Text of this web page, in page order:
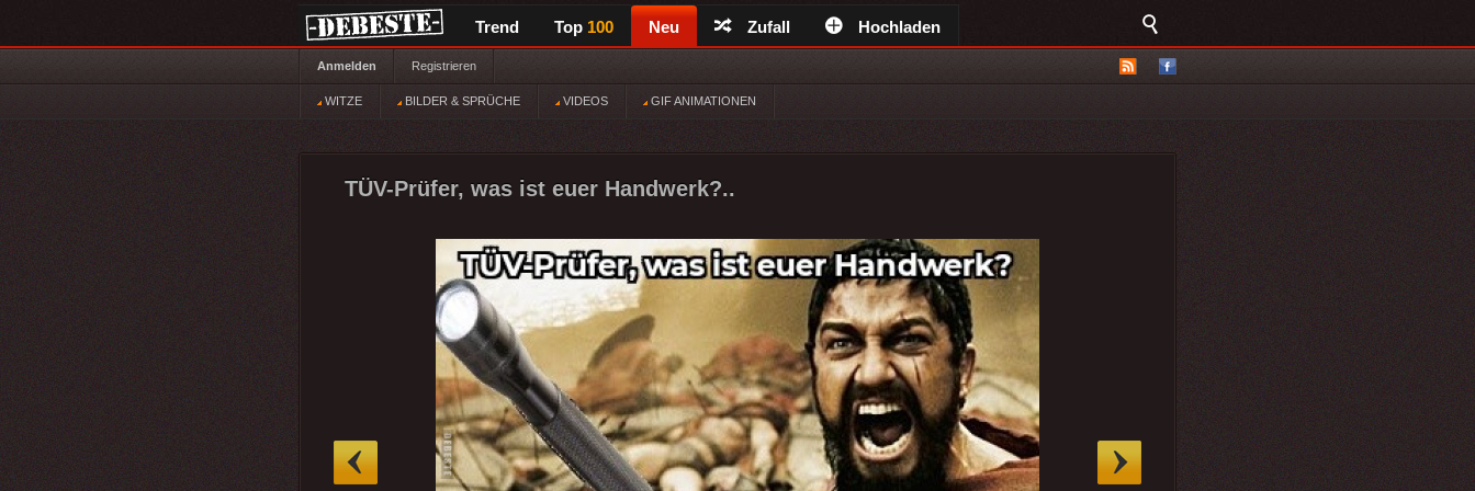
Trend Top 100 Neu Zufall Hochladen
Anmelden Registrieren
WITZE BILDER & SPRÜCHE VIDEOS GIF ANIMATIONEN
TÜV-Prüfer, was ist euer Handwerk?..